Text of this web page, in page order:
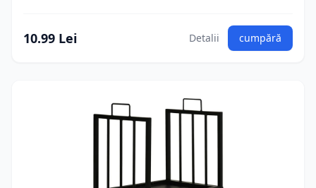
10.99 Lei Detalii cumpără